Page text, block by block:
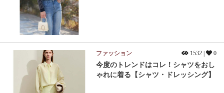
ファッション 1532 | 0
今度のトレンドはコレ！シャツをおし
ゃれに着る【シャツ・ドレッシング】